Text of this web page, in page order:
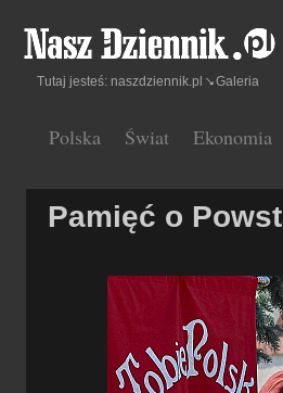
Polska Świat Ekonomia
Tutaj jesteś: naszdziennik.pl Galeria
Pamięć o